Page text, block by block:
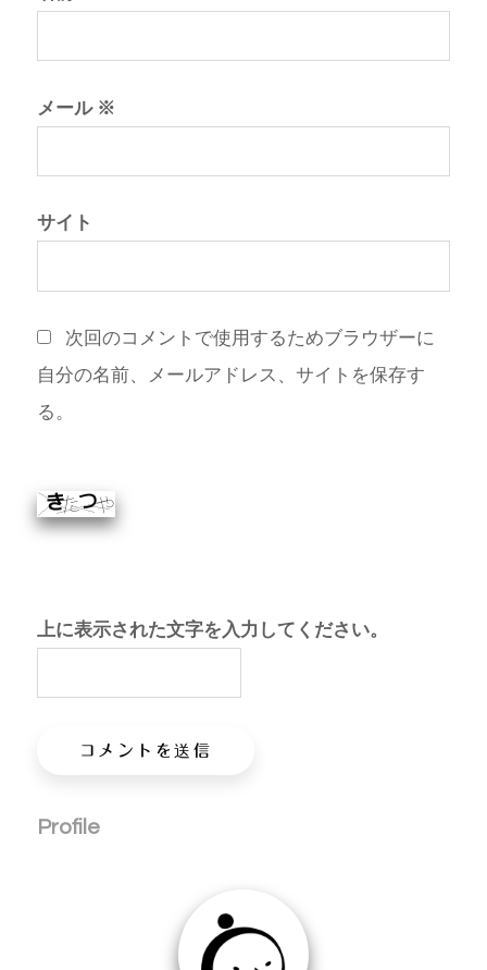
メール ※
サイト
次回のコメントで使用するためブラウザーに
自分の名前、メールアドレス、サイトを保存す
る。
上に表示された文字を入力してください。
Profile